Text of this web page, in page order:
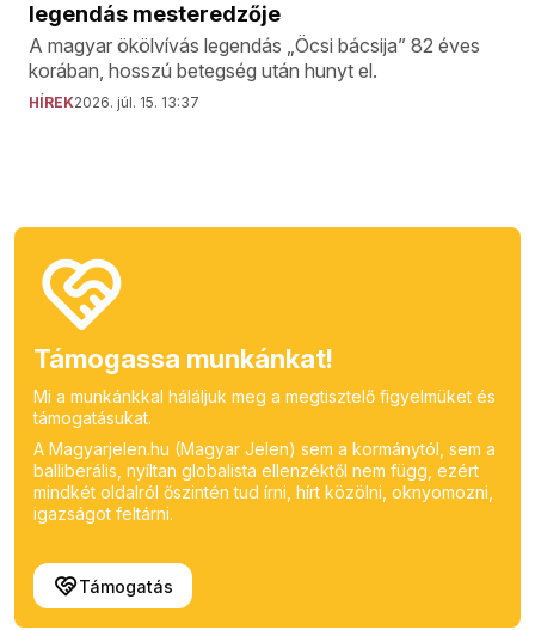
legendás mesteredzője
A magyar ökölvívás legendás „Öcsi bácsija” 82 éves
korában, hosszú betegség után hunyt el.
HÍREK2026. júl. 15. 13:37
Támogassa munkánkat!
Mi a munkánkkal háláljuk meg a megtisztelő figyelmüket és
támogatásukat.
A Magyarjelen.hu (Magyar Jelen) sem a kormánytól, sem a
balliberális, nyíltan globalista ellenzéktől nem függ, ezért
mindkét oldalról őszintén tud írni, hírt közölni, oknyomozni,
igazságot feltárni.
Támogatás